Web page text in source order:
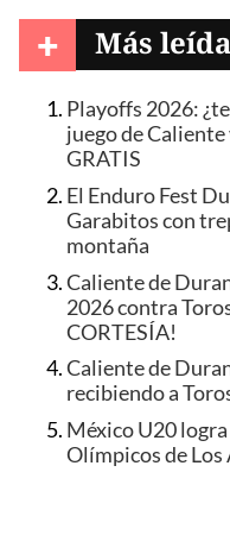
+ Más
Playoffs 2026:
juego de Caliente
GRATIS
El Enduro Fest
Garabitos con
montaña
Caliente de
2026 contra
CORTESÍA!
Caliente de
recibiendo a
México U20
Olímpicos de Los